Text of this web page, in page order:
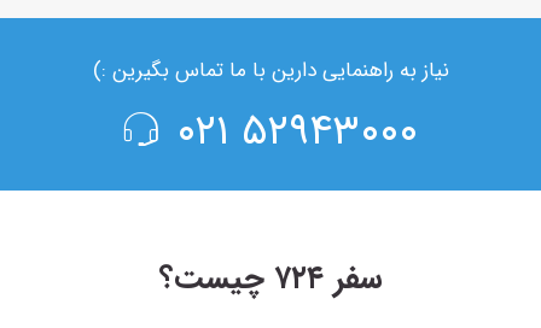
نیاز به راهنمایی دارین با ما تماس بگیرین :)
۵۲۹۴۳۰۰۰ ۰۲۱
سفر ۷۲۴ چیست؟